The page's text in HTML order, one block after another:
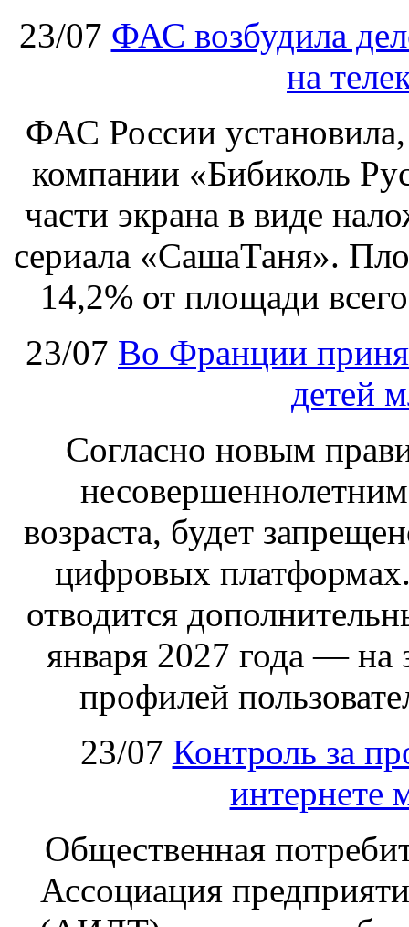
23/07 ФАС возбудила
на
ФАС России установила,
компании «Бибиколь
части экрана в виде
сериала «СашаТаня».
14,2% от площади
23/07 Во Франции
детей
Согласно новым
возраста, будет
цифровых
отводится
января 2027 года —
профилей
23/07 Контроль за
интернете
Общественная
Ассоциация